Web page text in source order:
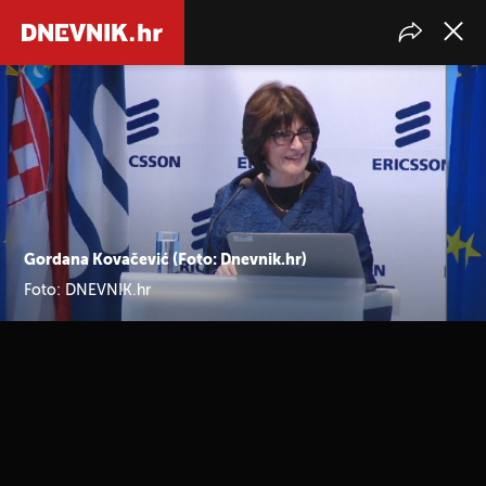
Gordana Kovačević (Foto: Dnevnik.hr)
Foto: DNEVNIK.hr